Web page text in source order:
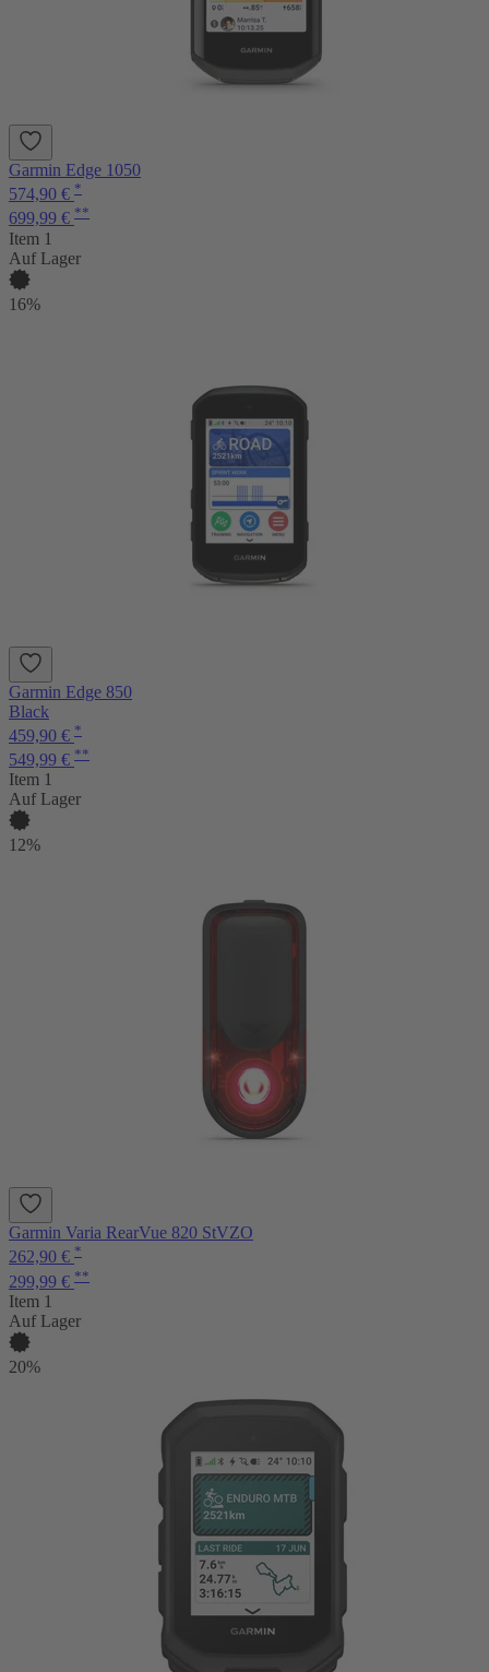
Garmin Edge 1050
574,90 € *
699,99 € **
Item 1
Auf Lager
16%
Garmin Edge 850
Black
459,90 € *
549,99 € **
Item 1
Auf Lager
12%
Garmin Varia RearVue 820 StVZO
262,90 € *
299,99 € **
Item 1
Auf Lager
20%